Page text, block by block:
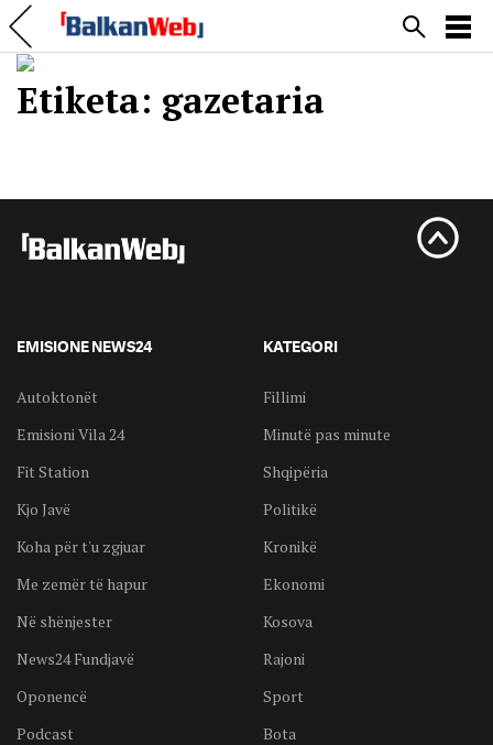
Etiketa: gazetaria
EMISIONE NEWS24
Autoktonët
Emisioni Vila 24
Fit Station
Kjo Javë
Koha për t'u zgjuar
Me zemër të hapur
Në shënjester
News24 Fundjavë
Oponencë
Podcast
KATEGORI
Fillimi
Minutë pas minute
Shqipëria
Politikë
Kronikë
Ekonomi
Kosova
Rajoni
Sport
Bota